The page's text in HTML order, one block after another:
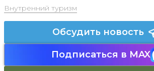
Внутренний туризм
Обсудить новость
Подписаться в MAX